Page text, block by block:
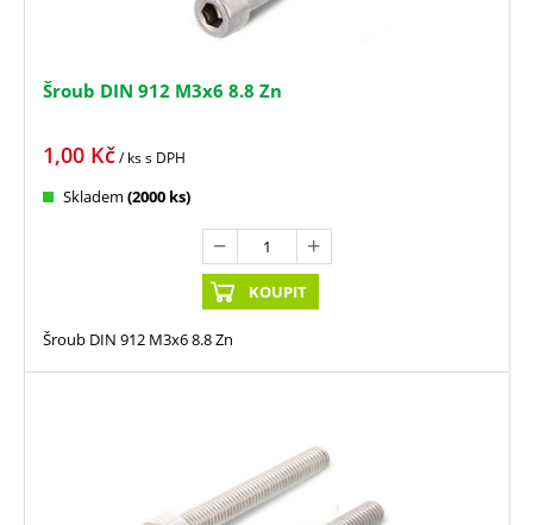
Šroub DIN 912 M3x6 8.8 Zn
1,00 Kč/ kss DPH
Skladem (2000 ks)
KOUPIT
Šroub DIN 912 M3x6 8.8 Zn